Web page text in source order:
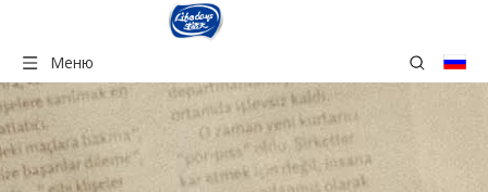
Меню